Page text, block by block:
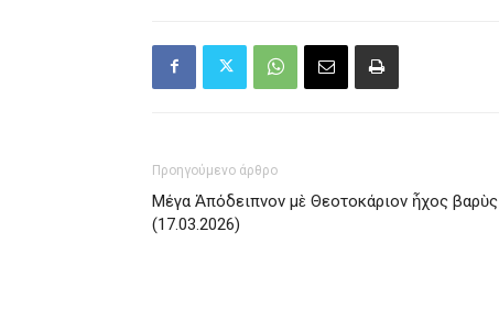
Προηγούμενο άρθρο
Μέγα Ἀπόδειπνον μὲ Θεοτοκάριον ἦχος βαρὺς
(17.03.2026)